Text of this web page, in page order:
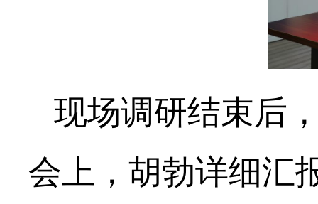
现场调研结束后
会上，胡勃详细汇